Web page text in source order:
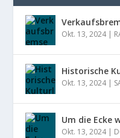
Okt. 13, 2024|
Historische
Okt. 13, 2024|
Um die Ecke
Okt. 13, 2024|